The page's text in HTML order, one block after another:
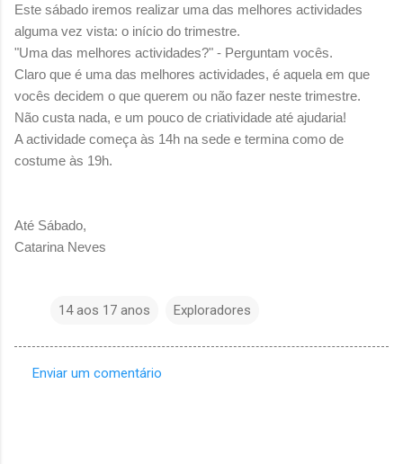
Este sábado iremos realizar uma das melhores actividades
alguma vez vista: o início do trimestre.
"Uma das melhores actividades?" - Perguntam vocês.
Claro que é uma das melhores actividades, é aquela em que
vocês decidem o que querem ou não fazer neste trimestre.
Não custa nada, e um pouco de criatividade até ajudaria!
A actividade começa às 14h na sede e termina como de
costume às 19h.
Até Sábado,
Catarina Neves
14 aos 17 anos Exploradores
Enviar um comentário